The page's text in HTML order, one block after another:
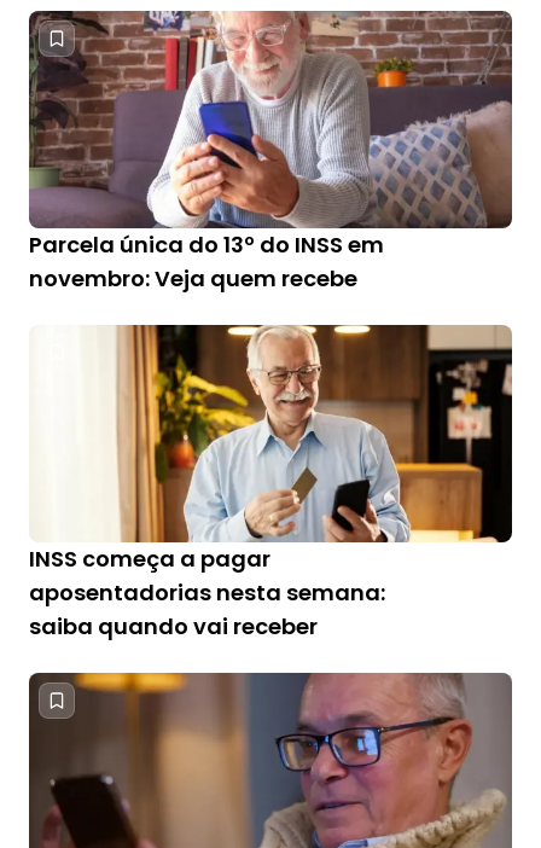
Parcela única do 13º do INSS em
novembro: Veja quem recebe
INSS começa a pagar
aposentadorias nesta semana:
saiba quando vai receber